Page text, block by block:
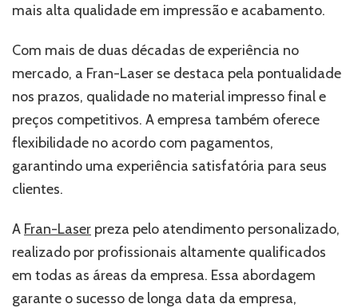
mais alta qualidade em impressão e acabamento.
Com mais de duas décadas de experiência no
mercado, a Fran-Laser se destaca pela pontualidade
nos prazos, qualidade no material impresso final e
preços competitivos. A empresa também oferece
flexibilidade no acordo com pagamentos,
garantindo uma experiência satisfatória para seus
clientes.
A Fran-Laser preza pelo atendimento personalizado,
realizado por profissionais altamente qualificados
em todas as áreas da empresa. Essa abordagem
garante o sucesso de longa data da empresa,